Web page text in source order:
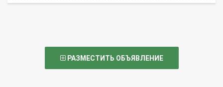
РАЗМЕСТИТЬ ОБЪЯВЛЕНИЕ